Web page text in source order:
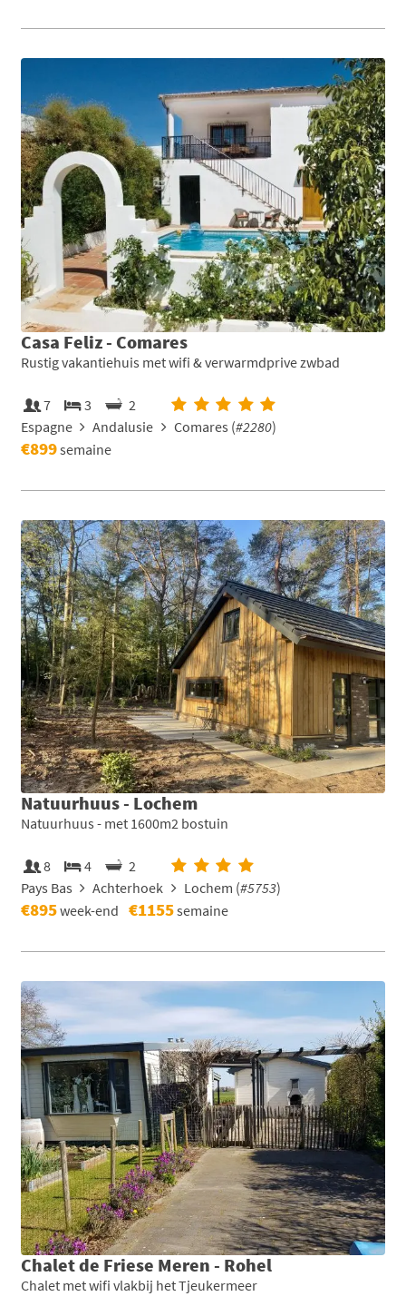
Casa Feliz - Comares
Rustig vakantiehuis met wifi & verwarmdprive zwbad
7 3
2
Espagne
Andalusie Comares (#2280)
€899semaine
Natuurhuus - Lochem
Natuurhuus - met 1600m2 bostuin
8 4
2
Pays Bas
Achterhoek Lochem (#5753)
€895week-end €1155semaine
Chalet de Friese Meren - Rohel
Chalet met wifi vlakbij het Tjeukermeer